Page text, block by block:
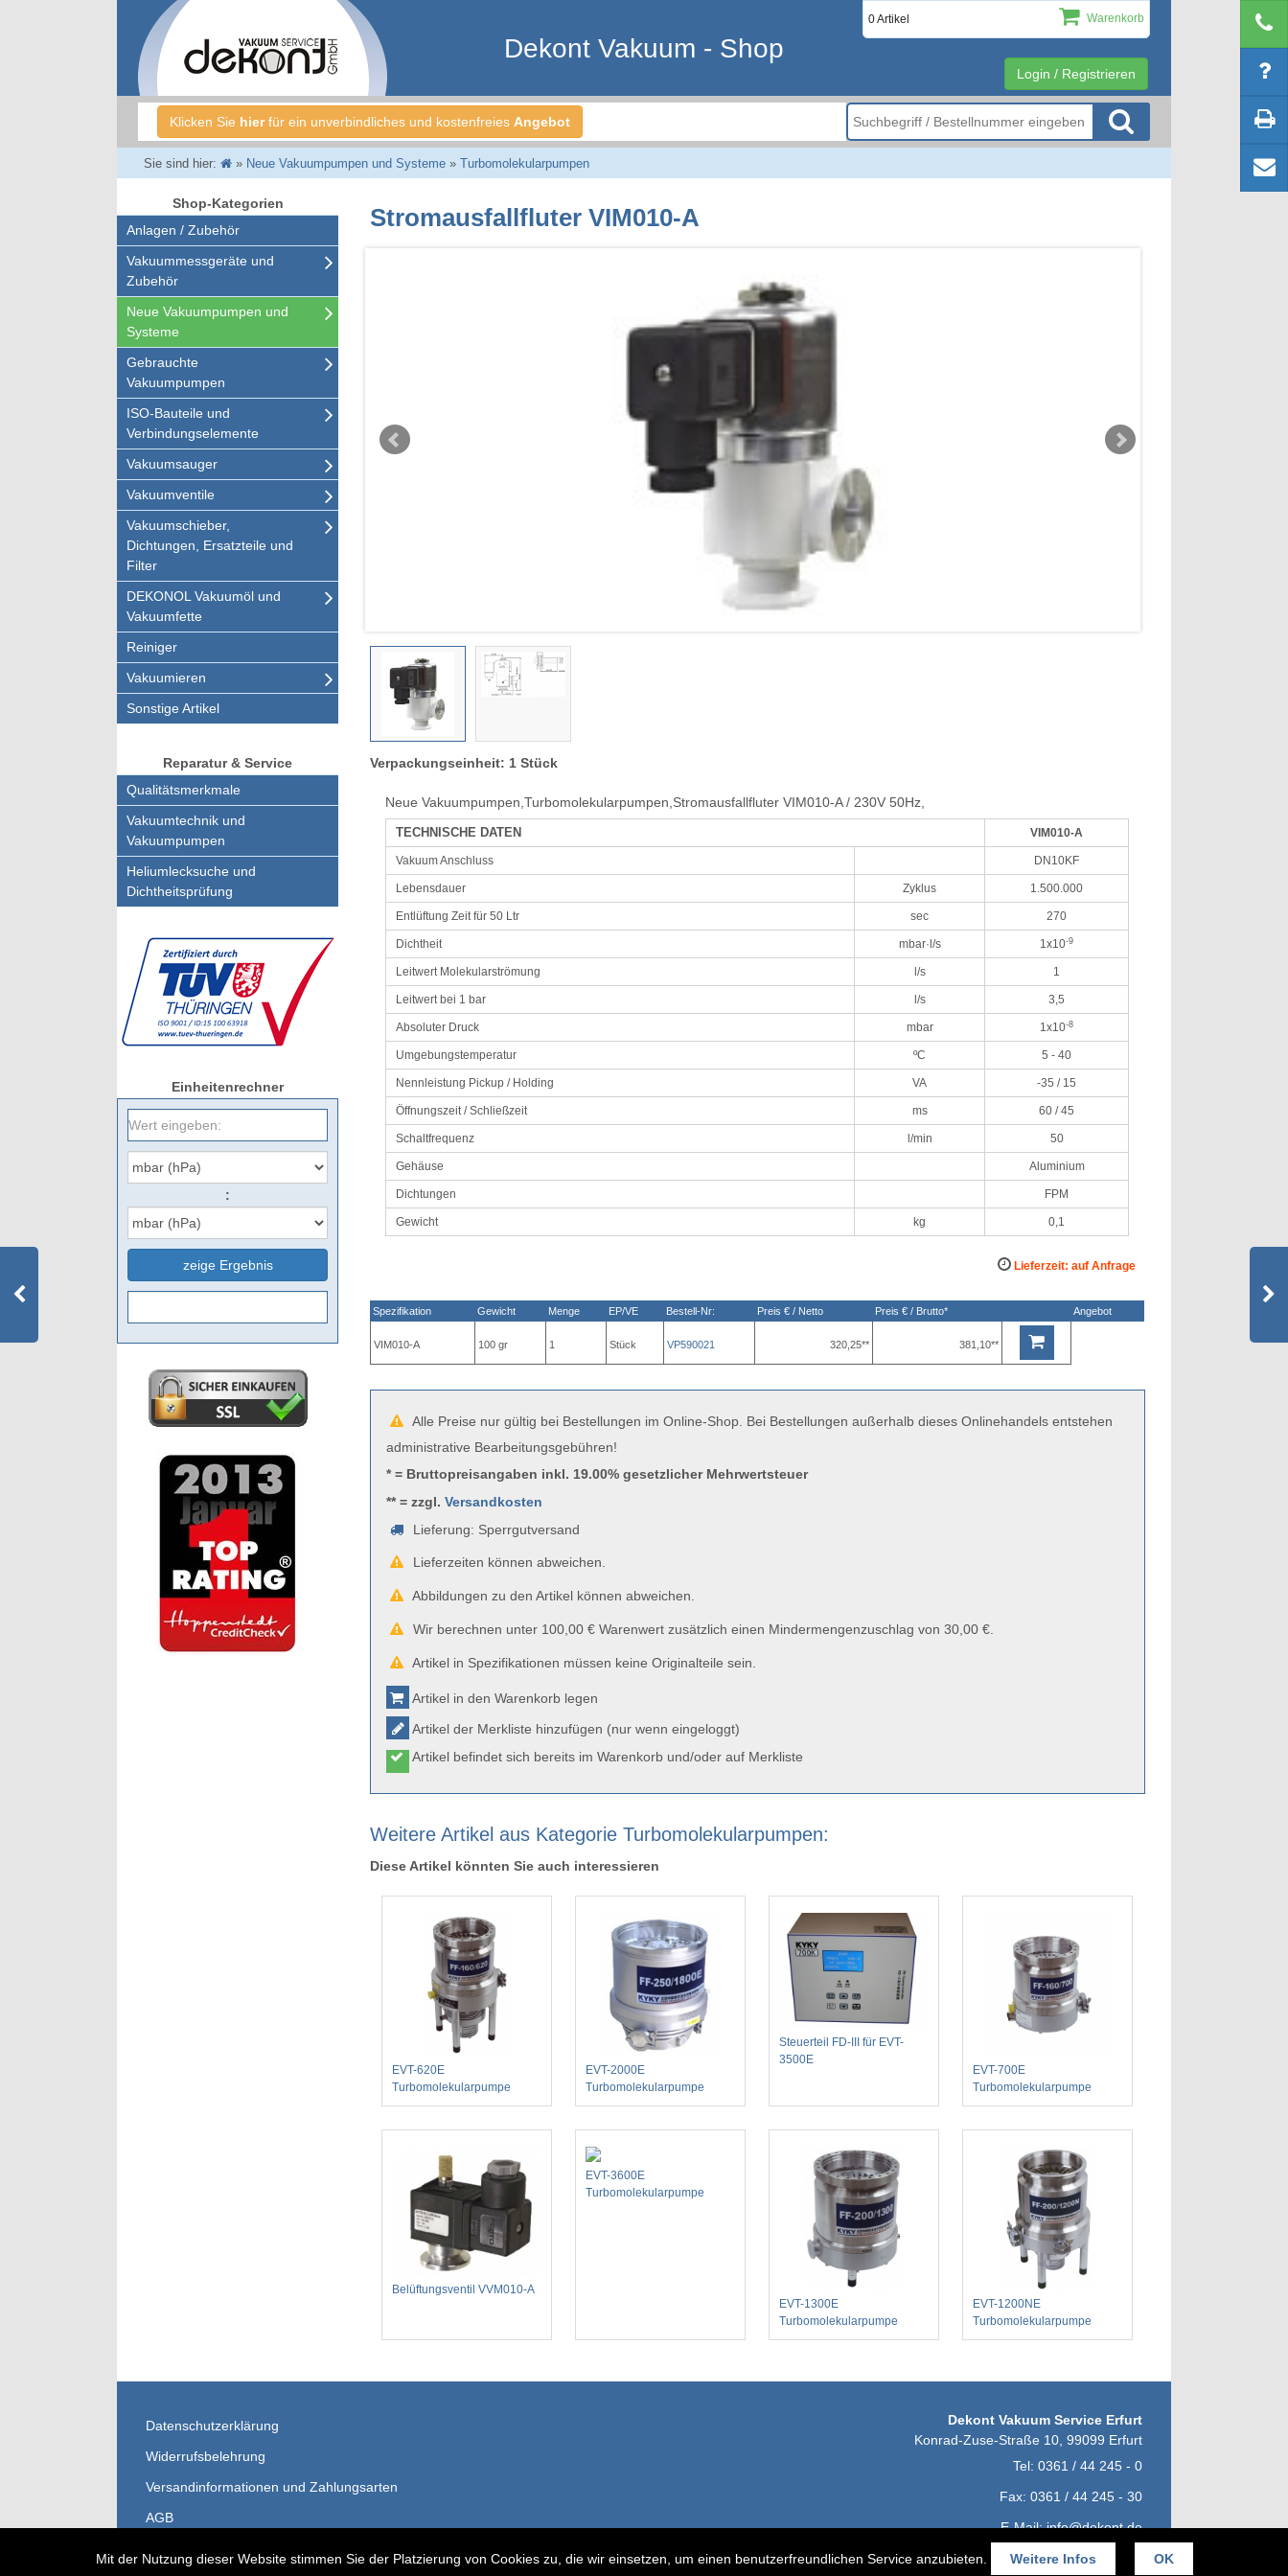
Mit der Nutzung dieser Website stimmen Sie der Platzierung von Cookies zu, die wir einsetzen, um einen benutzerfreundlichen Service anzubieten. Weitere Infos OK
Login / Registrieren
0 Artikel Warenkorb
Dekont Vakuum - Shop
Klicken Sie hierfür ein unverbindliches und kostenfreies Angebot
Sie sind hier: » Neue Vakuumpumpen und Systeme» Turbomolekularpumpen
Shop-Kategorien
Anlagen / Zubehör
Vakuummessgeräte und
Zubehör
Neue Vakuumpumpen und
Systeme
Gebrauchte
Vakuumpumpen
ISO-Bauteile und
Verbindungselemente
Vakuumsauger
Vakuumventile
Vakuumschieber,
Dichtungen, Ersatzteile und
Filter
DEKONOL Vakuumöl und
Vakuumfette
Reiniger
Vakuumieren
Sonstige Artikel
Reparatur & Service
Qualitätsmerkmale
Vakuumtechnik und
Vakuumpumpen
Heliumlecksuche und
Dichtheitsprüfung
Einheitenrechner
:
zeige Ergebnis
Stromausfallfluter VIM010-A
Verpackungseinheit: 1 Stück
Neue Vakuumpumpen,Turbomolekularpumpen,Stromausfallfluter VIM010-A / 230V 50Hz,
TECHNISCHE DATEN VIM010-A
Vakuum Anschluss DN10KF
Lebensdauer Zyklus 1.500.000
Entlüftung Zeit für 50 Ltr sec 270
Dichtheit mbar·l/s 1x10-9
Leitwert Molekularströmung l/s 1
Leitwert bei 1 bar l/s 3,5
Absoluter Druck mbar 1x10-8
Umgebungstemperatur ºC 5 - 40
Nennleistung Pickup / Holding VA -35 / 15
Öffnungszeit / Schließzeit ms 60 / 45
Schaltfrequenz l/min 50
Gehäuse Aluminium
Dichtungen FPM
Gewicht kg 0,1
Lieferzeit: auf Anfrage
Spezifikation Gewicht Menge EP/VE Bestell-Nr: Preis € / Netto Preis € / Brutto* Angebot
VIM010-A 100 gr 1 Stück VP590021 320,25** 381,10**
Alle Preise nur gültig bei Bestellungen im Online-Shop. Bei Bestellungen außerhalb dieses Onlinehandels entstehen
administrative Bearbeitungsgebühren!
* = Bruttopreisangaben inkl. 19.00% gesetzlicher Mehrwertsteuer
** = zzgl.Versandkosten
Lieferung: Sperrgutversand
Lieferzeiten können abweichen.
Abbildungen zu den Artikel können abweichen.
Wir berechnen unter 100,00 € Warenwert zusätzlich einen Mindermengenzuschlag von 30,00 €.
Artikel in Spezifikationen müssen keine Originalteile sein.
Artikel in den Warenkorb legen
Artikel der Merkliste hinzufügen (nur wenn eingeloggt)
Artikel befindet sich bereits im Warenkorb und/oder auf Merkliste
Weitere Artikel aus Kategorie Turbomolekularpumpen:
Diese Artikel könnten Sie auch interessieren
EVT-620E
Turbomolekularpumpe
EVT-2000E
Turbomolekularpumpe
Steuerteil FD-III für EVT-
3500E
EVT-700E
Turbomolekularpumpe
Belüftungsventil VVM010-A
EVT-3600E
Turbomolekularpumpe
EVT-1300E
Turbomolekularpumpe
EVT-1200NE
Turbomolekularpumpe
Datenschutzerklärung
Widerrufsbelehrung
Versandinformationen und Zahlungsarten
AGB
Dekont Vakuum Service Erfurt
Konrad-Zuse-Straße 10 99099 Erfurt
Tel: 0361 / 44 245 - 0
Fax: 0361 / 44 245 - 30
E-Mail:info@dekont.de